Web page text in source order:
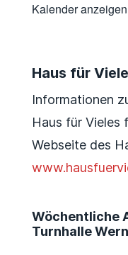
Kalender anzeigen
Haus für
Informationen
Haus für Vieles
Webseite des
Wöchentliche
Turnhalle